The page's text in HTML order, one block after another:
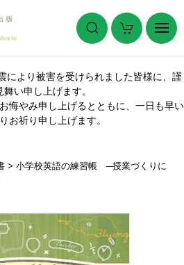
により被害を受けられました皆様に、謹
舞い申し上げます。
悔やみ申し上げるとともに、一日も早い
お祈り申し上げます。
> 小学校英語の練習帳 ─授業づくりに